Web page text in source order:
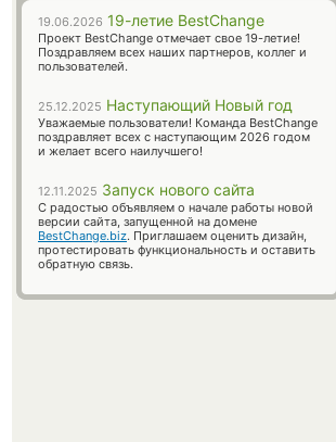
19.06.2026 19-летие BestChange
Проект BestChange отмечает свое 19-летие!
Поздравляем всех наших партнеров, коллег и
пользователей.
25.12.2025 Наступающий Новый год
Уважаемые пользователи! Команда BestChange
поздравляет всех с наступающим 2026 годом
и желает всего наилучшего!
12.11.2025 Запуск нового сайта
С радостью объявляем о начале работы новой
версии сайта, запущенной на домене
BestChange.biz. Приглашаем оценить дизайн,
протестировать функциональность и оставить
обратную связь.